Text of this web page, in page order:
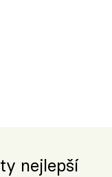
nejlepší